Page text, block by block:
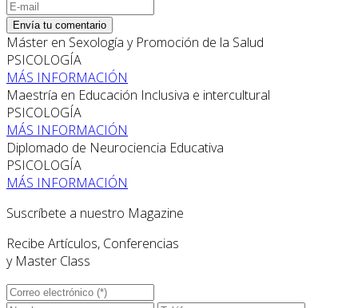
Envía tu comentario
Máster en Sexología y Promoción de la Salud
PSICOLOGÍA
MÁS INFORMACIÓN
Maestría en Educación Inclusiva e intercultural
PSICOLOGÍA
MÁS INFORMACIÓN
Diplomado de Neurociencia Educativa
PSICOLOGÍA
MÁS INFORMACIÓN
Suscríbete a nuestro Magazine
Recibe Artículos, Conferencias
y Master Class